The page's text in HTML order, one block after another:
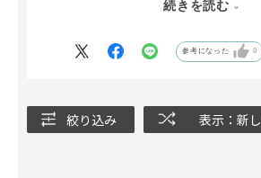
プレゼントして本当に良かったです♪
続きを読む
参考になった 0
絞り込み 表示：新